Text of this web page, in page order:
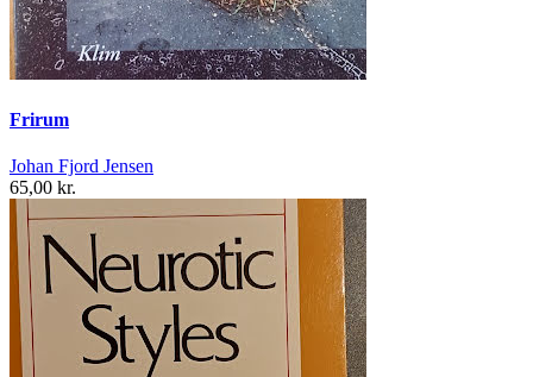
Frirum
Johan Fjord Jensen
65,00 kr.